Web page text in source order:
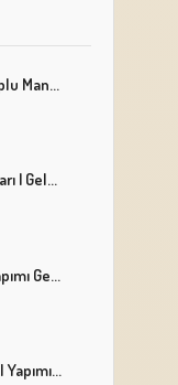
Süper Ekonomik Toplu Mantı Paketi (5 Kg)
Bodrum Mantı Fiyatları | Geleneksel Türk Mantısı Online Sipariş
Bodrum Mantı | El Yapımı Geleneksel Mantı Lezzeti
Kayseri Boş Mantı | El Yapımı Geleneksel Fırınlanmış Mantı